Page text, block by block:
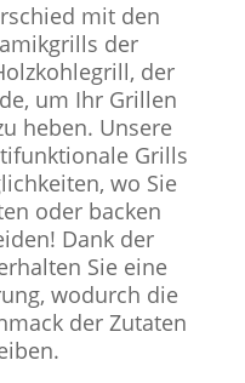
mit den
der
der
um Ihr Grillen
heben. Unsere
Grills
wo Sie
oder backen
Dank der
Sie eine
wodurch die
der Zutaten